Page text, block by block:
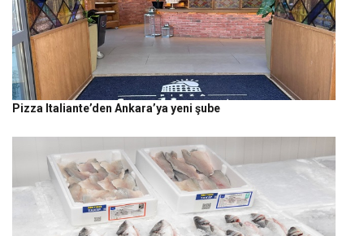
Pizza Italiante’den Ankara’ya yeni şube